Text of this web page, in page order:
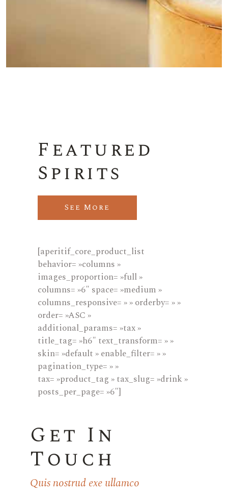
Featured
Spirits
See More
[aperitif_core_product_list
behavior= »columns »
images_proportion= »full »
columns= »6″ space= »medium »
columns_responsive= » » orderby= » »
order= »ASC »
additional_params= »tax »
title_tag= »h6″ text_transform= » »
skin= »default » enable_filter= » »
pagination_type= » »
tax= »product_tag » tax_slug= »drink »
posts_per_page= »6″]
Get In
Touch
Quis nostrud exe ullamco